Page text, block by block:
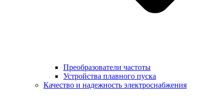
Преобразователи частоты
Устройства плавного пуска
Качество и надежность электроснабжения